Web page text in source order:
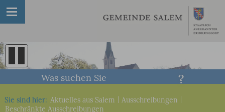
Sie sind hier: Aktuelles aus Salem Ausschreibungen
Beschränkte Ausschreibungen
Was suchen Sie